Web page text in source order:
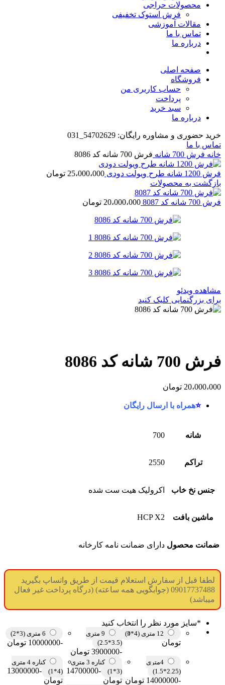
محصولات حراجی
فرش استوک تخفیفی
مقالات آموزشی
تماس با ما
درباره ما
صفحه اصلی
فروشگاه
حساب کاربری من
پرداخت
سبد خرید
درباره ما
خرید حضوری و مشاوره رایگان: 54702629_031
تماس با ما
خانه فرش 700 شانه فرش 700 شانه کد 8086
فرش 1200 شانه طرح ویولت دودی 25،000،000 تومان
بازگشت به محصولات
فرش 700 شانه کد 8087 20،000،000 تومان
مشاهده ویدئو
برای بزرگنمایی کلیک کنید
فرش 700 شانه کد 8086
20،000،000 تومان
⭐همراه با ارسال رایگان
شانه 700
تراکم 2550
جنس نخ خاب اکرولیک هیت ست شده
ماشین بافت HCP X2
ضمانت محصول دارای ضمانت نامه کارخانه
لطفا قبل از سفارش استعلام قیمت از طریق واتساپ بگیرید
09017737488 (جوابگویی همه ساعته) (درگاه پرداخت غیر فعال
میباشد)
*سایز مورد نظر را انتخاب کنید
12 متری (4*3)
تومان
9 متری
(3.5*2.5)
-3900000 تومان
6 متری (3*2)
-10000000 تومان
4متری
(2.25*1.5)
-14000000 تومان
کناره 3 متری
(3*1)
-14700000
تومان
کناره 4 متری
(4*1)
-13000000
تومان